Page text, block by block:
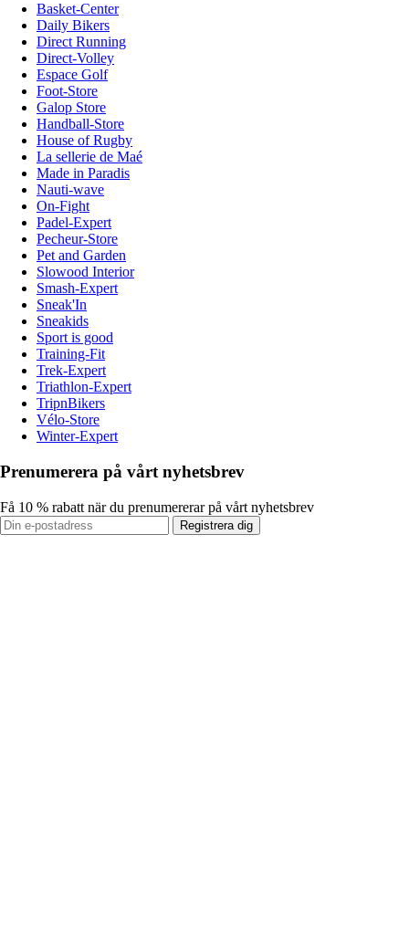
Basket-Center
Daily Bikers
Direct Running
Direct-Volley
Espace Golf
Foot-Store
Galop Store
Handball-Store
House of Rugby
La sellerie de Maé
Made in Paradis
Nauti-wave
On-Fight
Padel-Expert
Pecheur-Store
Pet and Garden
Slowood Interior
Smash-Expert
Sneak'In
Sneakids
Sport is good
Training-Fit
Trek-Expert
Triathlon-Expert
TripnBikers
Vélo-Store
Winter-Expert
Prenumerera på vårt nyhetsbrev
Få 10 % rabatt när du prenumererar på vårt nyhetsbrev
Registrera dig